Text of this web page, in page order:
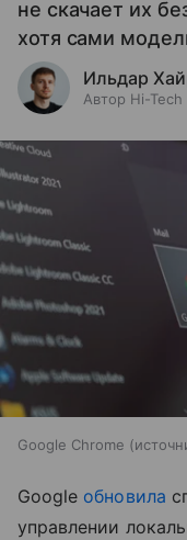
не скачает их
хотя сами
Ильдар
Автор Hi-Tech
Google Chrome
Google обновила
управлении